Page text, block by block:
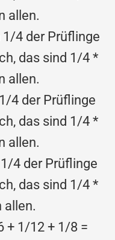
allen.
4 der Prüflinge
das sind 1/4 *
allen.
4 der Prüflinge
das sind 1/4 *
allen.
4 der Prüflinge
das sind 1/4 *
allen.
+ 1/12 + 1/8 =